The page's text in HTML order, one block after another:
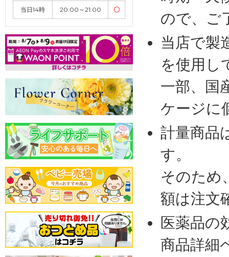
当日14時 20:00～21:00 〇
ので、ご
当店で製
を使用し
一部、国
ケージに
計量商品
す。
そのため
額は注文
医薬品の
商品詳細